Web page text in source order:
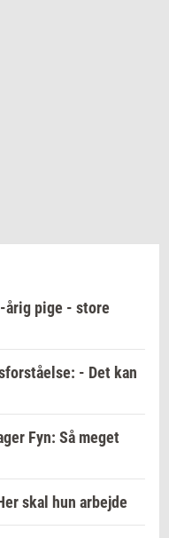
pige - store
- Det kan
Fyn: Så meget
skal hun arbejde